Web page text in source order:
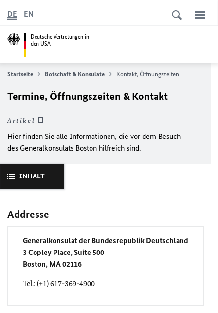
Deutsche Vertretungen in
den USA
DE EN
Startseite Botschaft & Konsulate Kontakt, Öffnungszeiten
Termine, Öffnungszeiten & Kontakt
Artikel
Hier finden Sie alle Informationen, die vor dem Besuch
des Generalkonsulats Boston hilfreich sind.
INHALT
Addresse
Generalkonsulat der Bundesrepublik Deutschland
3 Copley Place, Suite 500
Boston, MA 02116
Tel.: (+1) 617-369-4900